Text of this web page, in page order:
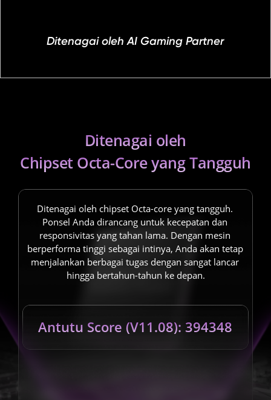
Ditenagai oleh AI Gaming Partner
Antutu Score (V11.08): 394348
Ditenagai oleh chipset Octa-core yang tangguh.
Ponsel Anda dirancang untuk kecepatan dan
responsivitas yang tahan lama. Dengan mesin
berperforma tinggi sebagai intinya, Anda akan tetap
menjalankan berbagai tugas dengan sangat lancar
hingga bertahun-tahun ke depan.
Ditenagai oleh
Chipset Octa-Core yang Tangguh